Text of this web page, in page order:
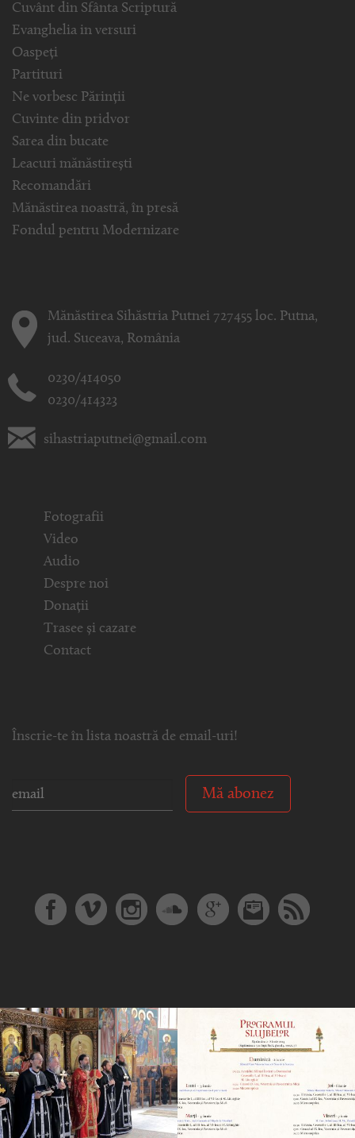
Cuvânt din Sfânta Scriptură
Evanghelia in versuri
Oaspeți
Partituri
Ne vorbesc Părinții
Cuvinte din pridvor
Sarea din bucate
Leacuri mănăstirești
Recomandări
Mănăstirea noastră, în presă
Fondul pentru Modernizare
Mănăstirea Sihăstria Putnei 727455 loc. Putna,
jud. Suceava, România
0230/414050
0230/414323
sihastriaputnei@gmail.com
Fotografii
Video
Audio
Despre noi
Donații
Trasee și cazare
Contact
Înscrie-te în lista noastră de email-uri!
Mă abonez